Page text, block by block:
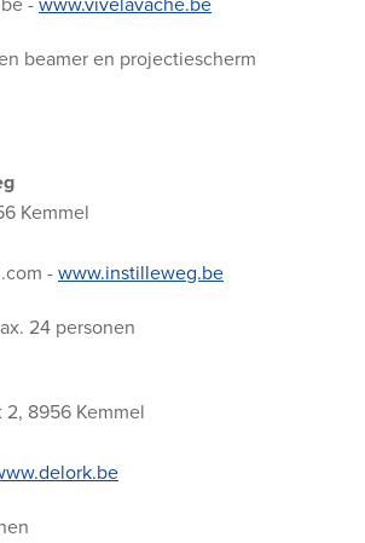
- www.vivelavache.be
beamer en projectiescherm
Kemmel
- www.instilleweg.be
24 personen
8956 Kemmel